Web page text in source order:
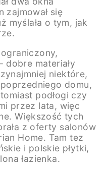
zajmował się
myślała o tym, jak
dobre materiały
niektóre,
domu,
podłogi czy
przez lata, więc
Większość tych
z oferty salonów
Home. Tam tez
i polskie płytki,
łazienka.